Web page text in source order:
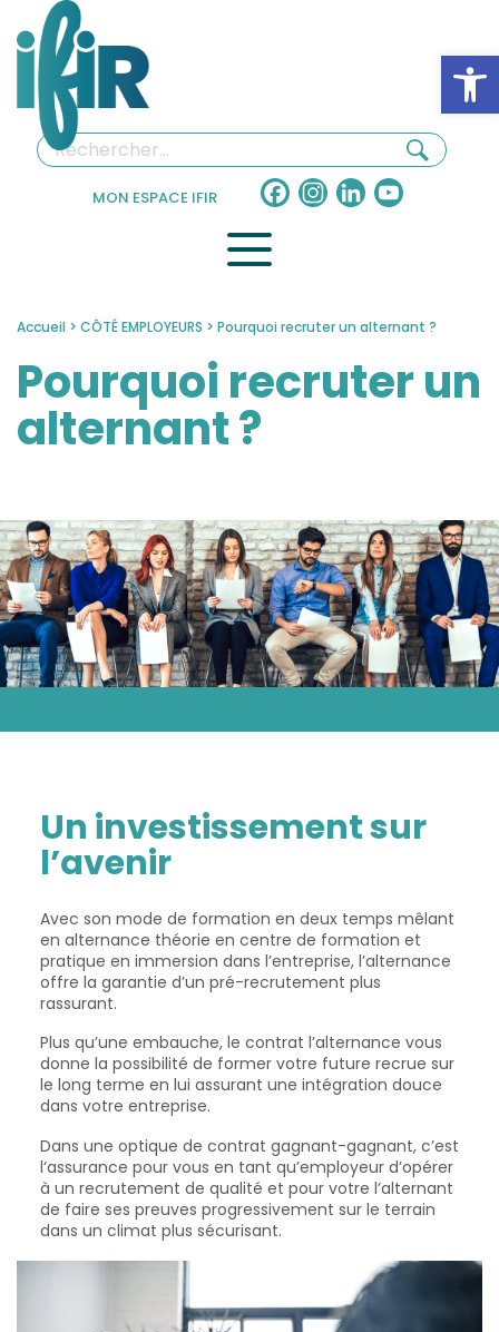
MON ESPACE IFIR Facebook
Instagram
LinkedInYouTube
Accueil > CÔTÉ EMPLOYEURS > Pourquoi recruter un alternant ?
Pourquoi recruter un
alternant ?
Un investissement sur
l’avenir
Avec son mode de formation en deux temps mêlant
en alternance théorie en centre de formation et
pratique en immersion dans l’entreprise, l’alternance
offre la garantie d’un pré-recrutement plus
rassurant.
Plus qu’une embauche, le contrat l’alternance vous
donne la possibilité de former votre future recrue sur
le long terme en lui assurant une intégration douce
dans votre entreprise.
Dans une optique de contrat gagnant-gagnant, c’est
l‘assurance pour vous en tant qu’employeur d’opérer
à un recrutement de qualité et pour votre l’alternant
de faire ses preuves progressivement sur le terrain
dans un climat plus sécurisant.
Panneau de gestion des cookies